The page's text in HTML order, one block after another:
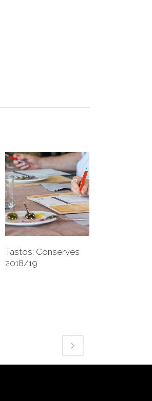
+
Tastos: Conserves
2018/19